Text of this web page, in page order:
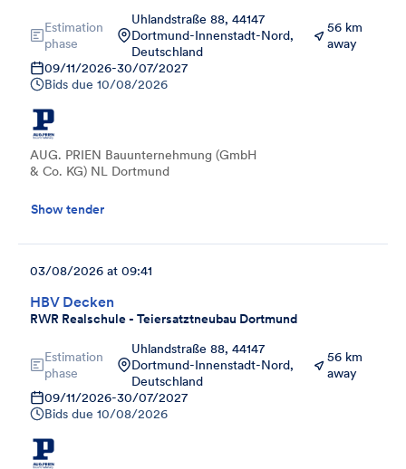
Estimation
phase
Uhlandstraße 88, 44147
Dortmund-Innenstadt-Nord,
Deutschland
56 km
away
09/11/2026-30/07/2027
Bids due 10/08/2026
AUG. PRIEN Bauunternehmung (GmbH
& Co. KG) NL Dortmund
Show tender
HBV Decken
RWR Realschule - Teiersatztneubau Dortmund
03/08/2026 at 09:41
Estimation
phase
Uhlandstraße 88, 44147
Dortmund-Innenstadt-Nord,
Deutschland
56 km
away
09/11/2026-30/07/2027
Bids due 10/08/2026